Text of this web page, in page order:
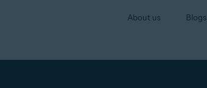
About us Blogs